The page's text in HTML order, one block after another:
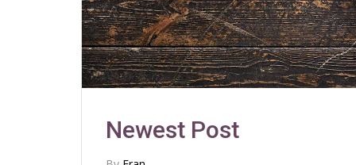
Newest Post